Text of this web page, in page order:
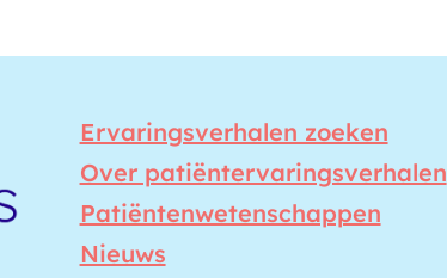
Ervaringsverhalen zoeken
Over patiëntervaringsverhalen
Patiëntenwetenschappen
Nieuws